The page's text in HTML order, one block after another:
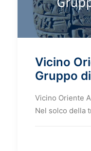
Vicino
Gruppo
Vicino Oriente
Nel solco della